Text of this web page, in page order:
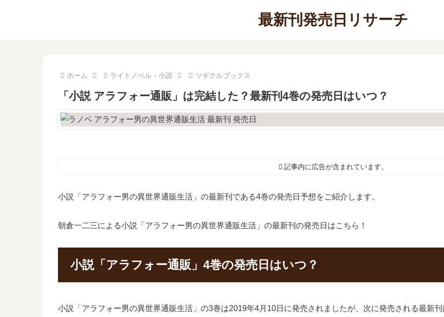
最新刊発売日リサーチ
ホーム ライトノベル・小説 ツギクルブックス
「小説 アラフォー通販」は完結した？最新刊4巻の発売日はいつ？
記事内に広告が含まれています。
小説「アラフォー男の異世界通販生活」の最新刊である4巻の発売日予想をご紹介します。
朝倉一二三による小説「アラフォー男の異世界通販生活」の最新刊の発売日はこちら！
小説「アラフォー通販」4巻の発売日はいつ？
小説「アラフォー男の異世界通販生活」の3巻は2019年4月10日に発売されましたが、次に発売される最新